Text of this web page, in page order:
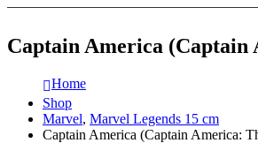
Captain America (Captain
Home
Shop
Marvel, Marvel Legends 15 cm
Captain America (Captain America: